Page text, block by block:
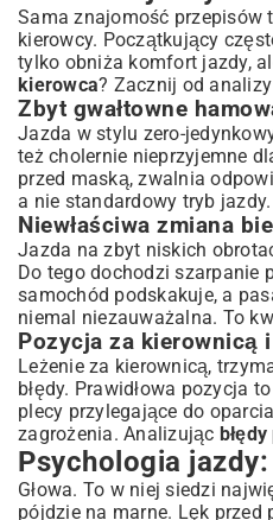
Sama znajomość przepisów
kierowcy. Początkujący
tylko obniża komfort jazdy,
kierowca? Zacznij od
Zbyt gwałtowne
Jazda w stylu zero-
też cholernie nieprzyjemne
przed maską, zwalnia
a nie standardowy tryb
Niewłaściwa zmiana
Jazda na zbyt niskich
Do tego dochodzi szarpanie
samochód podskakuje, a
niemal niezauważalna. To
Pozycja za kierownicą
Leżenie za kierownicą,
błędy. Prawidłowa pozycja
plecy przylegające do
zagrożenia. Analizując
Psychologia
Głowa. To w niej siedzi
pójdzie na marne. Lęk przed